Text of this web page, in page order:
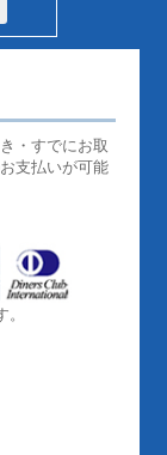
・すでにお取
支払いが可能